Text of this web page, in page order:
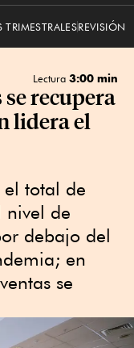
TRIMESTRALESREVISIÓN
Lectura 3:00 min
recupera
lidera el
total de
nivel de
debajo del
en
se